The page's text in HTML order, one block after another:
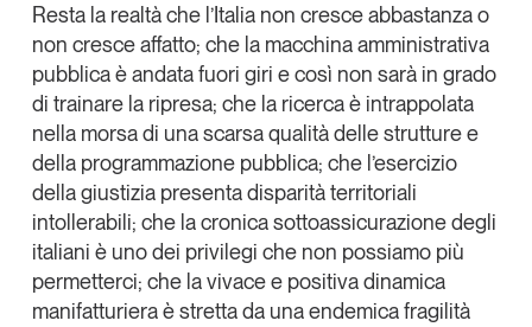
Resta la realtà che l’Italia non cresce abbastanza o
non cresce affatto; che la macchina amministrativa
pubblica è andata fuori giri e così non sarà in grado
di trainare la ripresa; che la ricerca è intrappolata
nella morsa di una scarsa qualità delle strutture e
della programmazione pubblica; che l’esercizio
della giustizia presenta disparità territoriali
intollerabili; che la cronica sottoassicurazione degli
italiani è uno dei privilegi che non possiamo più
permetterci; che la vivace e positiva dinamica
manifatturiera è stretta da una endemica fragilità